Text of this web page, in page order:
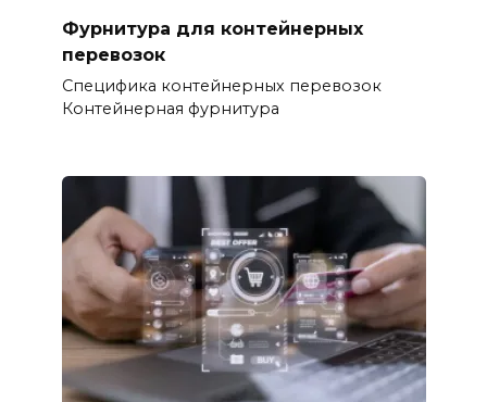
Фурнитура для контейнерных
перевозок
Специфика контейнерных перевозок
Контейнерная фурнитура